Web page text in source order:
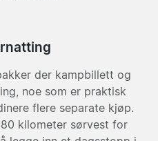
der kampbillett og
noe som er praktisk
flere separate kjøp.
kilometer sørvest for